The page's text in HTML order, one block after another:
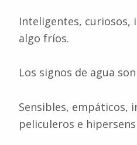
Inteligentes, curiosos,
algo fríos.
Los signos de agua son
Sensibles, empáticos,
peliculeros e